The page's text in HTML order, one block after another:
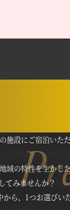
施設にご宿泊いた
域の特性を生かし
てみませんか？
ら、1つお選びい